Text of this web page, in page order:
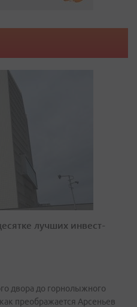
лучших инвест-
двора до горнолыжного
преображается Арсеньев